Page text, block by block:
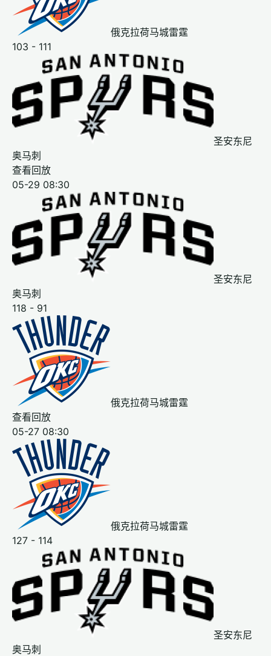
俄克拉荷马城雷霆
103 - 111
圣安东尼
奥马刺
查看回放
05-29 08:30
圣安东尼
奥马刺
118 - 91
俄克拉荷马城雷霆
查看回放
05-27 08:30
俄克拉荷马城雷霆
127 - 114
圣安东尼
奥马刺